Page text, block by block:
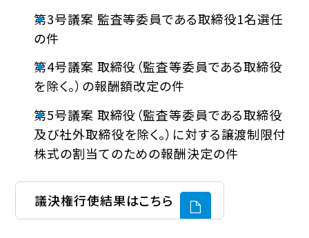
第3号議案 監査等委員である取締役1名選任
の件
第4号議案 取締役（監査等委員である取締役
を除く。）の報酬額改定の件
第5号議案 取締役（監査等委員である取締役
及び社外取締役を除く。）に対する譲渡制限付
株式の割当てのための報酬決定の件
議決権行使結果はこちら